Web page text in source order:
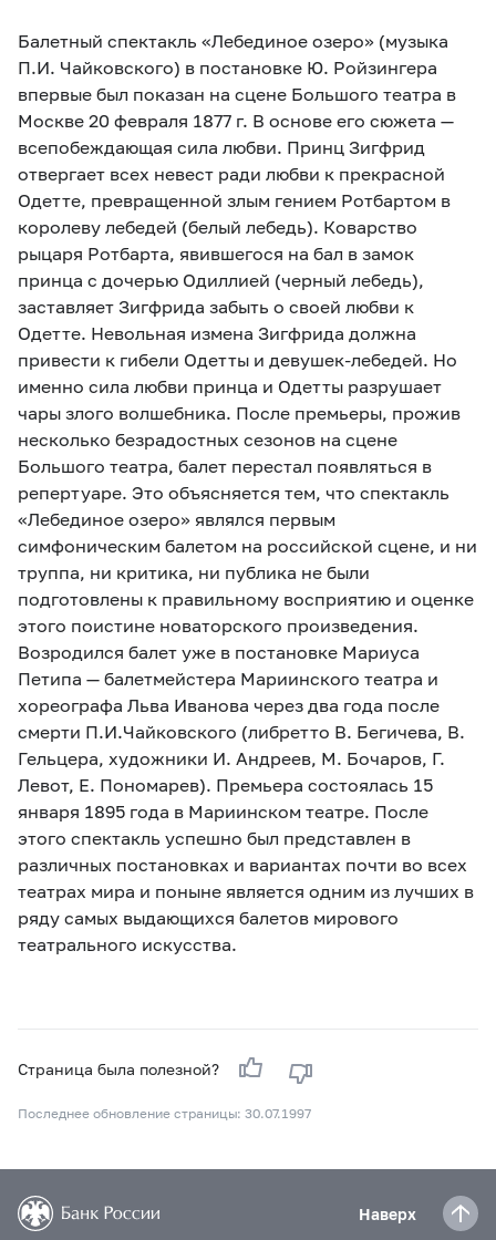
Балетный спектакль «Лебединое озеро» (музыка
П.И. Чайковского) в постановке Ю. Ройзингера
впервые был показан на сцене Большого театра в
Москве 20 февраля 1877 г. В основе его сюжета —
всепобеждающая сила любви. Принц Зигфрид
отвергает всех невест ради любви к прекрасной
Одетте, превращенной злым гением Ротбартом в
королеву лебедей (белый лебедь). Коварство
рыцаря Ротбарта, явившегося на бал в замок
принца с дочерью Одиллией (черный лебедь),
заставляет Зигфрида забыть о своей любви к
Одетте. Невольная измена Зигфрида должна
привести к гибели Одетты и девушек-лебедей. Но
именно сила любви принца и Одетты разрушает
чары злого волшебника. После премьеры, прожив
несколько безрадостных сезонов на сцене
Большого театра, балет перестал появляться в
репертуаре. Это объясняется тем, что спектакль
«Лебединое озеро» являлся первым
симфоническим балетом на российской сцене, и ни
труппа, ни критика, ни публика не были
подготовлены к правильному восприятию и оценке
этого поистине новаторского произведения.
Возродился балет уже в постановке Мариуса
Петипа — балетмейстера Мариинского театра и
хореографа Льва Иванова через два года после
смерти П.И.Чайковского (либретто В. Бегичева, В.
Гельцера, художники И. Андреев, М. Бочаров, Г.
Левот, Е. Пономарев). Премьера состоялась 15
января 1895 года в Мариинском театре. После
этого спектакль успешно был представлен в
различных постановках и вариантах почти во всех
театрах мира и поныне является одним из лучших в
ряду самых выдающихся балетов мирового
театрального искусства.
Страница была полезной?
Последнее обновление страницы: 30.07.1997
Наверх